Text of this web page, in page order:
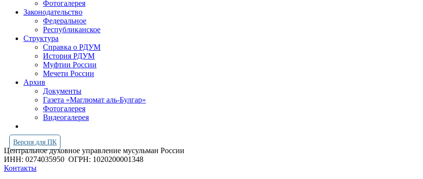
Фотогалерея
Законодательство
Федеральное
Республиканское
Структура
Справка о РДУМ
История РДУМ
Муфтии России
Мечети России
Архив
Документы
Газета «Маглюмат аль-Булгар»
Фотогалерея
Видеогалерея
Версия для ПК
Центральное духовное управление мусульман России
ИНН: 0274035950 ОГРН: 1020200001348
Контакты